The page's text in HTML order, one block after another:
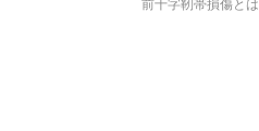
前十字靭帯損傷とは